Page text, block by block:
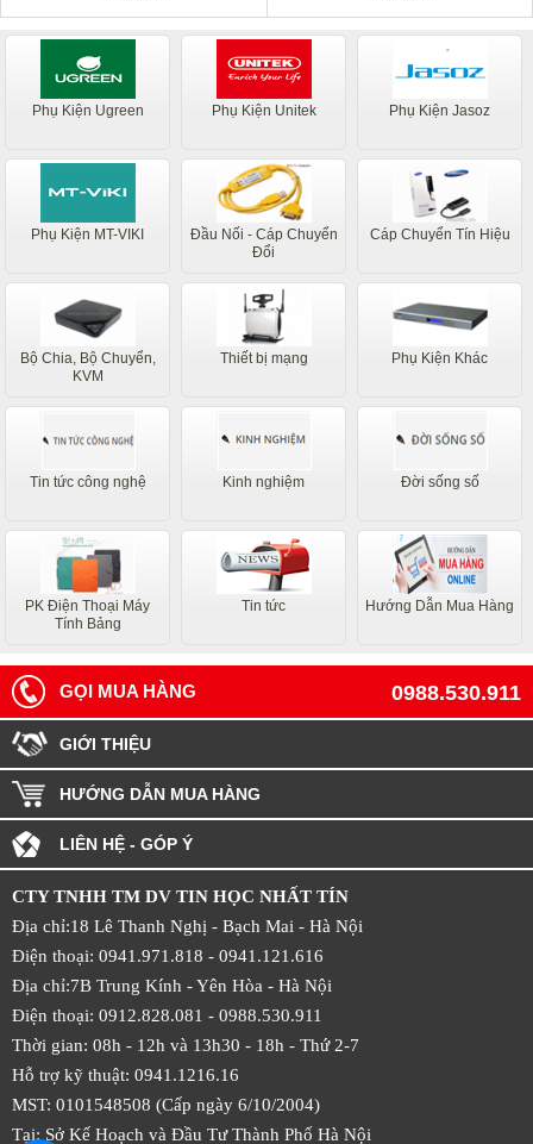
Phụ Kiện Ugreen Phụ Kiện Unitek Phụ Kiện Jasoz
Phụ Kiện MT-VIKI
Đầu Nối - Cáp Chuyển
Đổi
Cáp Chuyển Tín Hiệu
Bộ Chia, Bộ Chuyển,
KVM
Thiết bị mạng Phụ Kiện Khác
Tin tức công nghệ Kinh nghiệm Đời sống số
PK Điện Thoại Máy
Tính Bảng
Tin tức Hướng Dẫn Mua Hàng
0988.530.911
GỌI MUA HÀNG
GIỚI THIỆU
HƯỚNG DẪN MUA HÀNG
LIÊN HỆ - GÓP Ý
CTY TNHH TM DV TIN HỌC NHẤT TÍN
Địa chỉ:18 Lê Thanh Nghị - Bạch Mai - Hà Nội
Điện thoại: 0941.971.818 - 0941.121.616
Địa chỉ:7B Trung Kính - Yên Hòa - Hà Nội
Điện thoại: 0912.828.081 - 0988.530.911
Thời gian: 08h - 12h và 13h30 - 18h - Thứ 2-7
Hỗ trợ kỹ thuật: 0941.1216.16
MST: 0101548508 (Cấp ngày 6/10/2004)
Tại: Sở Kế Hoạch và Đầu Tư Thành Phố Hà Nội